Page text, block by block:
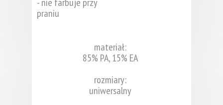
praniu
materiał:
85% PA, 15% EA
rozmiary:
uniwersalny